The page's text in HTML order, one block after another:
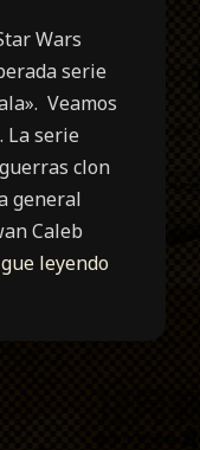
Wars
serie
Veamos
La serie
clon
general
Caleb
leyendo